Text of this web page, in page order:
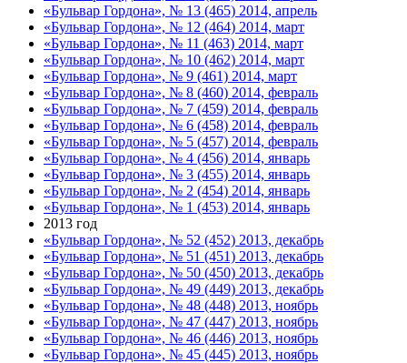
«Бульвар Гордона», № 13 (465) 2014, апрель
«Бульвар Гордона», № 12 (464) 2014, март
«Бульвар Гордона», № 11 (463) 2014, март
«Бульвар Гордона», № 10 (462) 2014, март
«Бульвар Гордона», № 9 (461) 2014, март
«Бульвар Гордона», № 8 (460) 2014, февраль
«Бульвар Гордона», № 7 (459) 2014, февраль
«Бульвар Гордона», № 6 (458) 2014, февраль
«Бульвар Гордона», № 5 (457) 2014, февраль
«Бульвар Гордона», № 4 (456) 2014, январь
«Бульвар Гордона», № 3 (455) 2014, январь
«Бульвар Гордона», № 2 (454) 2014, январь
«Бульвар Гордона», № 1 (453) 2014, январь
2013 год
«Бульвар Гордона», № 52 (452) 2013, декабрь
«Бульвар Гордона», № 51 (451) 2013, декабрь
«Бульвар Гордона», № 50 (450) 2013, декабрь
«Бульвар Гордона», № 49 (449) 2013, декабрь
«Бульвар Гордона», № 48 (448) 2013, ноябрь
«Бульвар Гордона», № 47 (447) 2013, ноябрь
«Бульвар Гордона», № 46 (446) 2013, ноябрь
«Бульвар Гордона», № 45 (445) 2013, ноябрь